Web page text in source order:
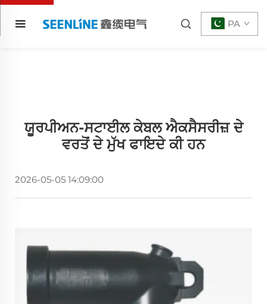
PA
ਯੂਰਪੀਅਨ-ਸਟਾਈਲ ਕੇਬਲ ਐਕਸੈਸਰੀਜ਼ ਦੇ
ਵਰਤੋਂ ਦੇ ਮੁੱਖ ਫਾਇਦੇ ਕੀ ਹਨ
2026-05-05 14:09:00